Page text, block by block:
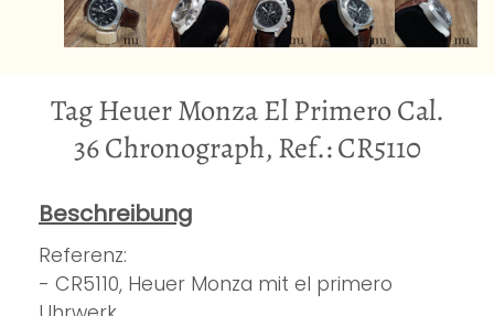
Tag Heuer Monza El Primero Cal.
36 Chronograph, Ref.: CR5110
Beschreibung
Referenz:
- CR5110, Heuer Monza mit el primero